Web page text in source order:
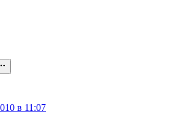
в 11:07